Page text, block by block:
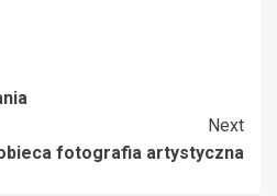
Next
fotografia artystyczna